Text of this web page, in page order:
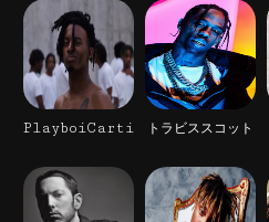
PlayboiCarti トラビススコット